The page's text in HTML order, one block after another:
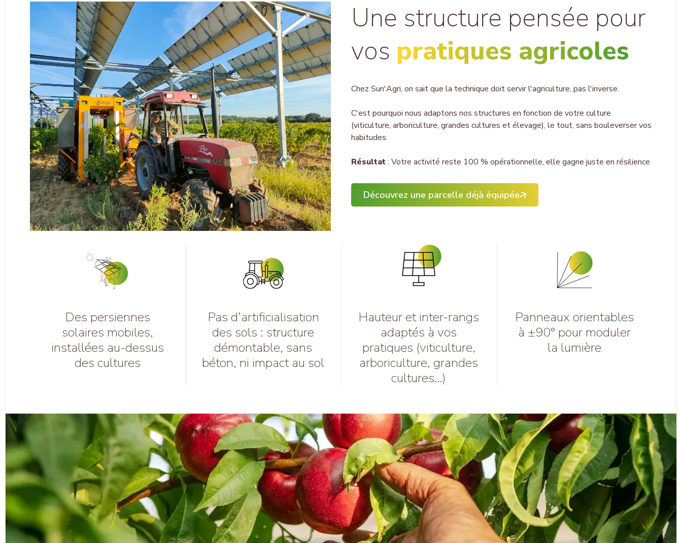
Une structure pensée pour
vos pratiques agricoles
Chez Sun'Agri, on sait que la technique doit servir l'agriculture, pas l'inverse.
C'est pourquoi nous adaptons nos structures en fonction de votre culture
(viticulture, arboriculture, grandes cultures et élevage), le tout, sans bouleverser vos
habitudes.
Résultat: Votre activité reste 100 % opérationnelle, elle gagne juste en résilience
Découvrez une parcelle déjà équipée
Des persiennes
solaires mobiles,
installées au-dessus
des cultures
Pas d’artificialisation
des sols : structure
démontable, sans
béton, ni impact au sol
Hauteur et inter-rangs
adaptés à vos
pratiques (viticulture,
arboriculture, grandes
cultures…)
Panneaux orientables
à ±90° pour moduler
la lumière